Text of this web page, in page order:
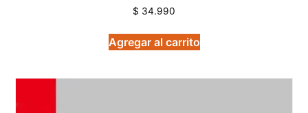
$ 34.990
Agregar al carrito